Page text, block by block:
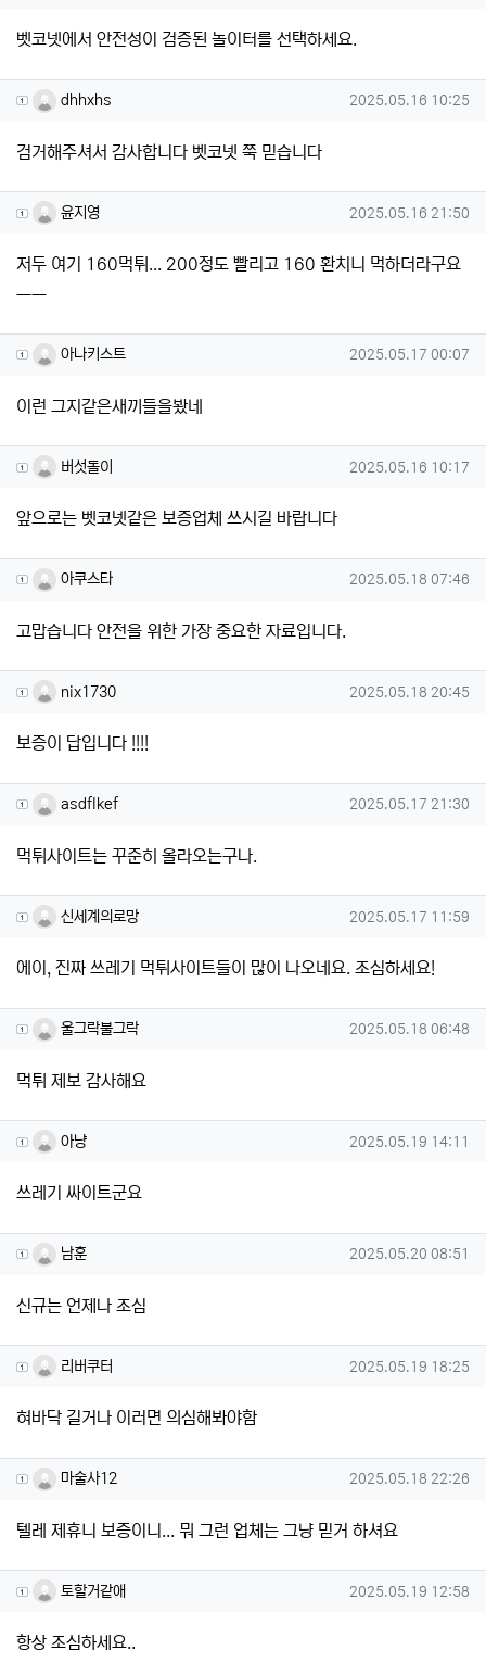
벳코넷에서 안전성이 검증된 놀이터를 선택하세요.
dhhxhs님의 댓글
dhhxhs 작성일
2025.05.16 10:25
검거해주셔서 감사합니다 벳코넷 쭉 믿습니다
윤지영님의 댓글
윤지영 작성일
2025.05.16 21:50
저두 여기 160먹튀... 200정도 빨리고 160 환치니 먹하더라구요
ㅡㅡ
아나키스트님의 댓글
아나키스트 작성일
2025.05.17 00:07
이런 그지같은새끼들을봤네
버섯돌이님의 댓글
버섯돌이 작성일
2025.05.16 10:17
앞으로는 벳코넷같은 보증업체 쓰시길 바랍니다
아쿠스타님의 댓글
아쿠스타 작성일
2025.05.18 07:46
고맙습니다 안전을 위한 가장 중요한 자료입니다.
nix1730님의 댓글
nix1730 작성일
2025.05.18 20:45
보증이 답입니다 !!!!
asdflkef님의 댓글
asdflkef 작성일
2025.05.17 21:30
먹튀사이트는 꾸준히 올라오는구나.
신세계의로망님의 댓글
신세계의로망 작성일
2025.05.17 11:59
에이, 진짜 쓰레기 먹튀사이트들이 많이 나오네요. 조심하세요!
울그락불그락님의 댓글
울그락불그락 작성일
2025.05.18 06:48
먹튀 제보 감사해요
아냥님의 댓글
아냥 작성일
2025.05.19 14:11
쓰레기 싸이트군요
남훈님의 댓글
남훈 작성일
2025.05.20 08:51
신규는 언제나 조심
리버쿠터님의 댓글
리버쿠터 작성일
2025.05.19 18:25
혀바닥 길거나 이러면 의심해봐야함
마술사12님의 댓글
마술사12 작성일
2025.05.18 22:26
텔레 제휴니 보증이니... 뭐 그런 업체는 그냥 믿거 하셔요
토할거같애님의 댓글
토할거같애 작성일
2025.05.19 12:58
항상 조심하세요..